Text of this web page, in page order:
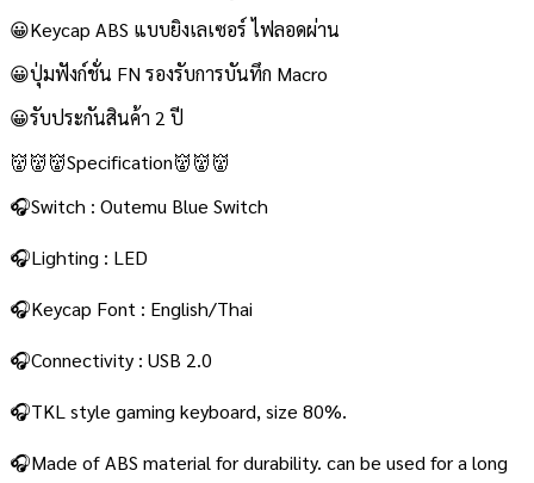
😀Keycap ABS แบบยิงเลเซอร์ ไฟลอดผ่าน
😀ปุ่มฟังก์ชั่น FN รองรับการบันทึก Macro
😀รับประกันสินค้า 2 ปี
👹👹👹Specification👹👹👹
🎧Switch : Outemu Blue Switch
🎧Lighting : LED
🎧Keycap Font : English/Thai
🎧Connectivity : USB 2.0
🎧TKL style gaming keyboard, size 80%.
🎧Made of ABS material for durability. can be used for a long